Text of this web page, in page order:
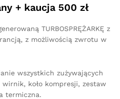
+ kaucja 500 zł
TURBOSPRĘŻARKĘ z
z możliwością zwrotu w
wszystkich zużywających
koło kompresji, zestaw
termiczna.